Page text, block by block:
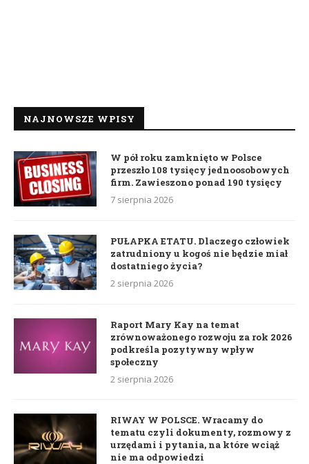
NAJNOWSZE WPISY
W pół roku zamknięto w Polsce
przeszło 108 tysięcy jednoosobowych
firm. Zawieszono ponad 190 tysięcy
7 sierpnia 2026
PUŁAPKA ETATU. Dlaczego człowiek
zatrudniony u kogoś nie będzie miał
dostatniego życia?
2 sierpnia 2026
Raport Mary Kay na temat
zrównoważonego rozwoju za rok 2026
podkreśla pozytywny wpływ
społeczny
2 sierpnia 2026
RIWAY W POLSCE. Wracamy do
tematu czyli dokumenty, rozmowy z
urzędami i pytania, na które wciąż
nie ma odpowiedzi